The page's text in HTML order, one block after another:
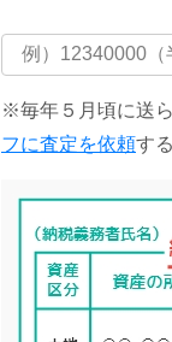
※毎年５月頃に送
フに査定を依頼す